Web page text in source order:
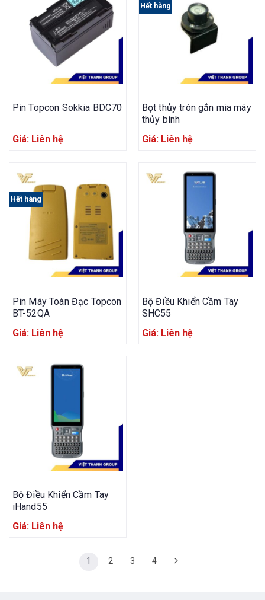
Pin Topcon Sokkia BDC70
Giá: Liên hệ
Hết hàng
Bọt thủy tròn gắn mia máy
thủy bình
Giá: Liên hệ
Hết hàng
Pin Máy Toàn Đạc Topcon
BT-52QA
Giá: Liên hệ
Bộ Điều Khiển Cầm Tay
SHC55
Giá: Liên hệ
Bộ Điều Khiển Cầm Tay
iHand55
Giá: Liên hệ
1 2 3 4